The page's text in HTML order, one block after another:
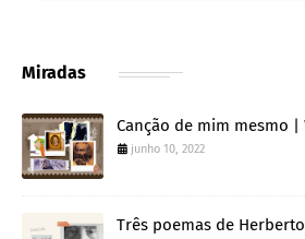
Miradas
Canção de mim mesmo |
junho 10, 2022
Três poemas de